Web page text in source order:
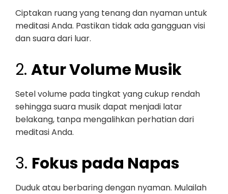
Ciptakan ruang yang tenang dan nyaman untuk
meditasi Anda. Pastikan tidak ada gangguan visi
dan suara dari luar.
2. Atur Volume Musik
Setel volume pada tingkat yang cukup rendah
sehingga suara musik dapat menjadi latar
belakang, tanpa mengalihkan perhatian dari
meditasi Anda.
3. Fokus pada Napas
Duduk atau berbaring dengan nyaman. Mulailah